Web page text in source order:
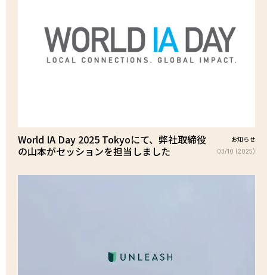
World IA Day 2025 Tokyoにて、弊社取締役
の山本がセッションを担当しました
お知らせ
03/10 (2025)